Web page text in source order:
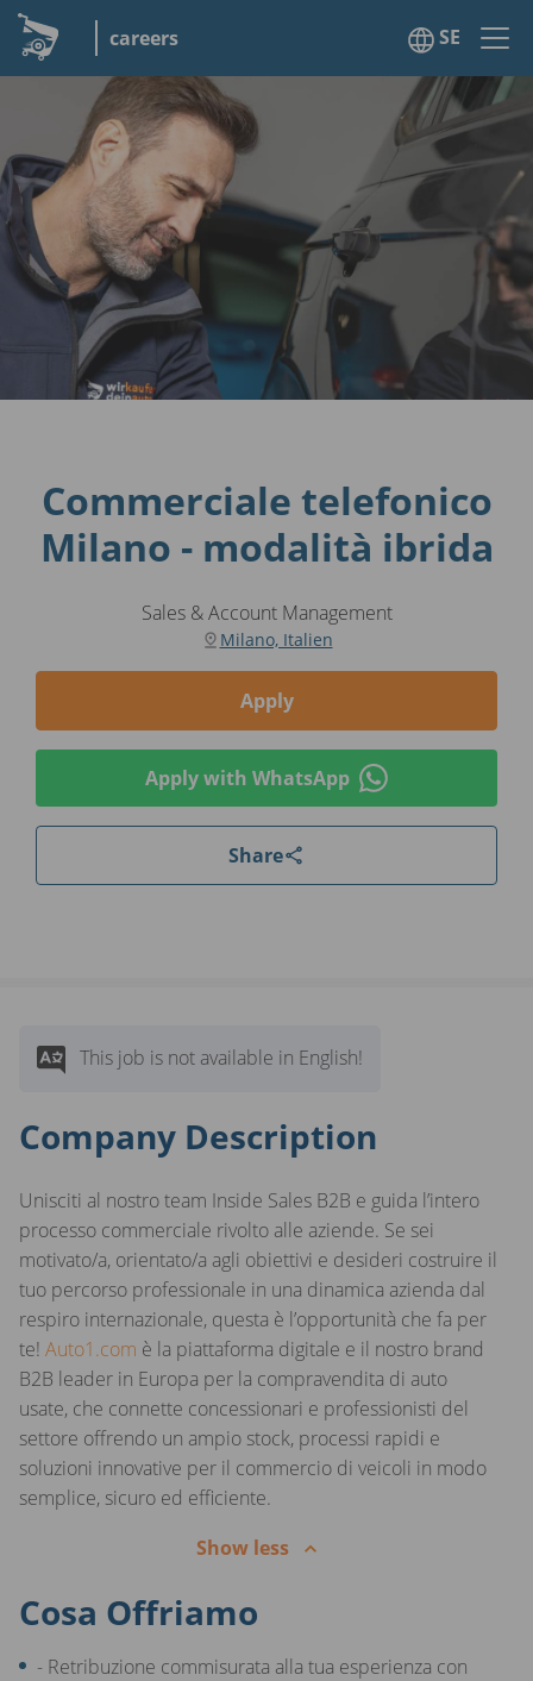
careers SE
Commerciale telefonico
Milano - modalità ibrida
Sales & Account Management
Milano, Italien
Apply
Apply with WhatsApp
Share
This job is not available in English!
Company Description
Unisciti al nostro team Inside Sales B2B e guida l’intero
processo commerciale rivolto alle aziende. Se sei
motivato/a, orientato/a agli obiettivi e desideri costruire il
tuo percorso professionale in una dinamica azienda dal
respiro internazionale, questa è l’opportunità che fa per
te! Auto1.com è la piattaforma digitale e il nostro brand
B2B leader in Europa per la compravendita di auto
usate, che connette concessionari e professionisti del
settore offrendo un ampio stock, processi rapidi e
soluzioni innovative per il commercio di veicoli in modo
semplice, sicuro ed efficiente.
Show less
Cosa Offriamo
- Retribuzione commisurata alla tua esperienza con